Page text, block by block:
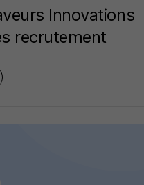
Innovations
recrutement